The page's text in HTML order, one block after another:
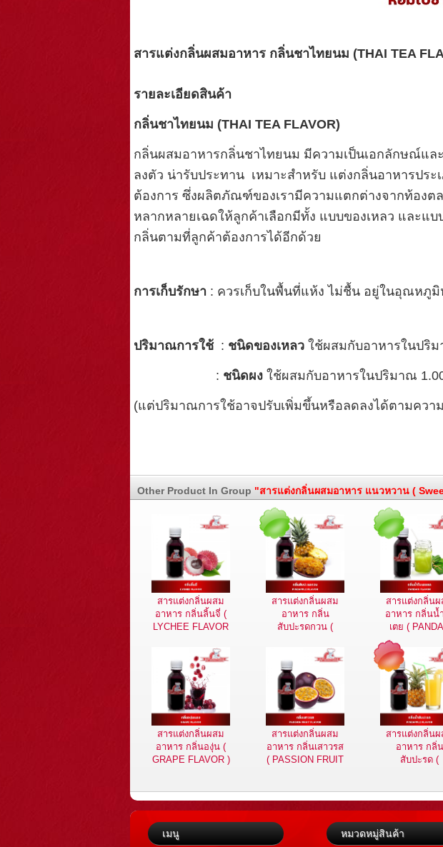
สารแต่งกลิ่นผสมอาหาร กลิ่นชาไทยนม (THAI TEA
รายละเอียดสินค้า
กลิ่นชาไทยนม (THAI TEA FLAVOR)
กลิ่นผสมอาหารกลิ่นชาไทยนม มีความเป็นเอกลักษณ์แ
ลงตัว น่ารับประทาน เหมาะสำหรับ แต่งกลิ่นอาหารปร
ต้องการ ซึ่งผลิตภัณฑ์ของเรามีความแตกต่างจากท้อง
หลากหลายเฉดให้ลูกค้าเลือกมีทั้ง แบบของเหลว และแ
กลิ่นตามที่ลูกค้าต้องการได้อีกด้วย
การเก็บรักษา : ควรเก็บในพื้นที่แห้ง ไม่ชื้น อยู่ในอุณ
ปริมาณการใช้: ชนิดของเหลว ใช้ผสมกับอาหารในปริ
: ชนิดผง ใช้ผสมกับอาหารในปริมาณ
(แต่ปริมาณการใช้อาจปรับเพิ่มขึ้นหรือลดลงได้ตามควา
Other Product In Group "สารแต่งกลิ่นผสมอาหาร แนวหวาน (
สารแต่งกลิ่นผสม
อาหาร กลิ่นลิ้นจี่ (
LYCHEE FLAVOR
สารแต่งกลิ่นผสม
อาหาร กลิ่น
สับปะรดกวน (
FLAVOR )
สารแต่งกลิ่นผ
อาหาร กลิ่นน้
เตย (
สารแต่งกลิ่นผสม
อาหาร กลิ่นองุ่น (
GRAPE FLAVOR )
สารแต่งกลิ่นผสม
อาหาร กลิ่นเสาวรส
( PASSION FRUIT
สารแต่งกลิ่น
อาหาร กลิ่น
สับปะรด (
เมนู หมวดหมู่สินค้า